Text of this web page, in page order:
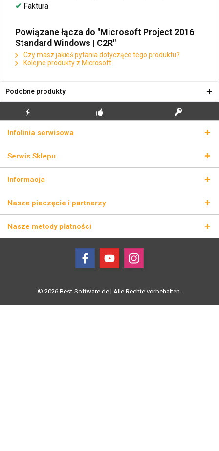
✔ Faktura
Powiązane łącza do "Microsoft Project 2016
Standard Windows | C2R"
Czy masz jakieś pytania dotyczące tego produktu?
Kolejne produkty z Microsoft
Podobne produkty
WYSYŁKA
Infolinia serwisowa
Serwis Sklepu
Informacja
Nasze pieczęcie i partnerzy
Nasze metody płatności
© 2026 Best-Software.de | Alle Rechte vorbehalten.